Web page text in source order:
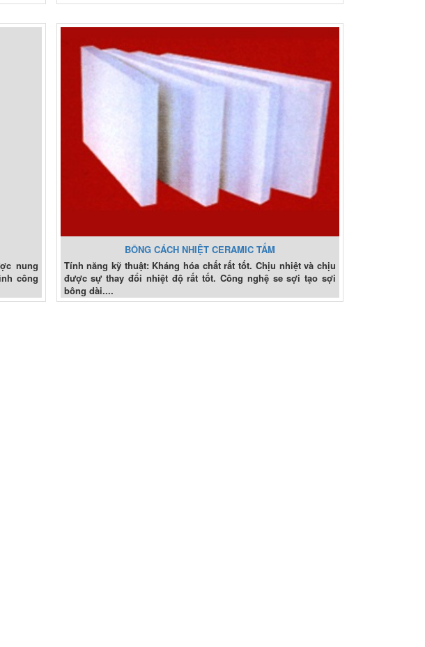
nung
công
BÔNG CÁCH NHIỆT CERAMIC TẤM
Tính năng kỹ thuật: Kháng hóa chất rất tốt. Chịu nhiệt và chịu
được sự thay đổi nhiệt độ rất tốt. Công nghệ se sợi tạo sợi
bông dài....